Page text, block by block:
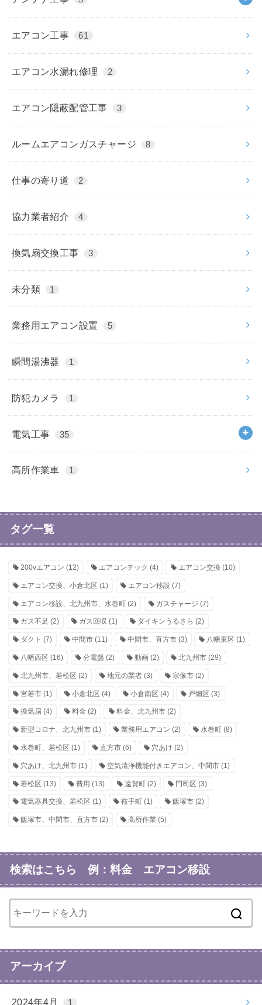
エアコン工事 61
エアコン水漏れ修理 2
エアコン隠蔽配管工事 3
ルームエアコンガスチャージ 8
仕事の寄り道 2
協力業者紹介 4
換気扇交換工事 3
未分類 1
業務用エアコン設置 5
瞬間湯沸器 1
防犯カメラ 1
電気工事 35
高所作業車 1
タグ一覧
200vエアコン (12) エアコンテック (4) エアコン交換 (10)
エアコン交換、小倉北区 (1) エアコン移設 (7)
エアコン移設、北九州市、水巻町 (2) ガスチャージ (7)
ガス不足 (2) ガス回収 (1) ダイキンうるさら (2)
ダクト (7) 中間市(11) 中間市、直方市(3) 八幡東区 (1)
八幡西区 (16) 分電盤 (2) 動画(2) 北九州市 (29)
北九州市、若松区 (2) 地元の業者(3) 宗像市(2)
宮若市 (1) 小倉北区 (4) 小倉南区 (4) 戸畑区 (3)
換気扇 (4) 料金 (2) 料金、北九州市(2)
新型コロナ、北九州市 (1) 業務用エアコン (2) 水巻町(8)
水巻町、若松区 (1) 直方市(6) 穴あけ (2)
穴あけ、北九州市 (1) 空気清浄機能付きエアコン、中間市(1)
若松区 (13) 費用 (13) 遠賀町(2) 門司区 (3)
電気器具交換、若松区 (1) 鞍手町(1) 飯塚市(2)
飯塚市、中間市、直方市 (2) 高所作業(5)
検索はこちら 例：料金 エアコン移設
アーカイブ
2024年4月 1